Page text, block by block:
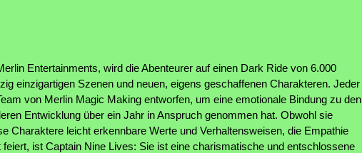
Entertainments, wird die Abenteurer auf einen Dark Ride von 6.000
einzigartigen Szenen und neuen, eigens geschaffenen Charakteren. Jeder
von Merlin Magic Making entworfen, um eine emotionale Bindung zu den
Entwicklung über ein Jahr in Anspruch genommen hat. Obwohl sie
Charaktere leicht erkennbare Werte und Verhaltensweisen, die Empathie
ist Captain Nine Lives: Sie ist eine charismatische und entschlossene